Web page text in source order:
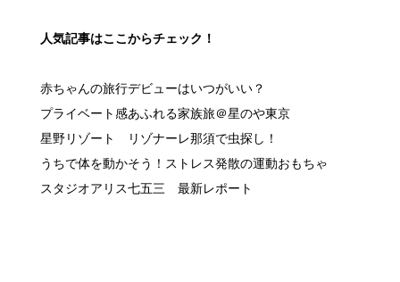
赤ちゃんの旅行デビューはいつがいい？
プライベート感あふれる家族旅＠星のや東京
星野リゾート リゾナーレ那須で虫探し！
うちで体を動かそう！ストレス発散の運動おもちゃ